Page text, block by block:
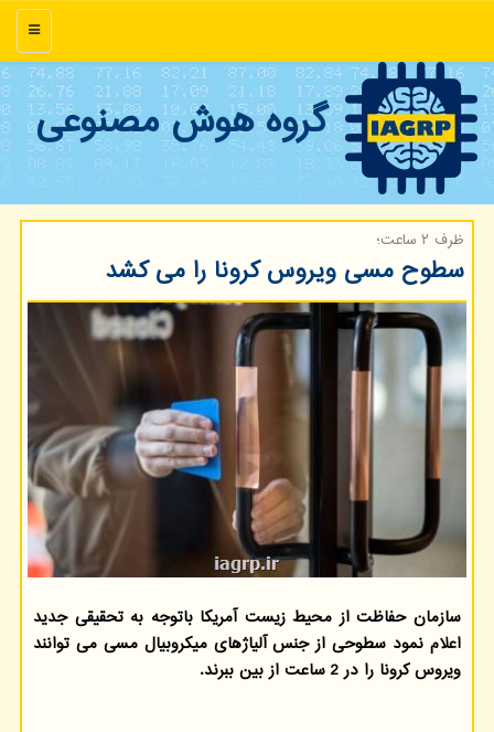
منو
گروه هوش مصنوعی
ظرف ۲ ساعت؛
سطوح مسی ویروس كرونا را می كشد
سازمان حفاظت از محیط زیست آمریکا باتوجه به تحقیقی جدید
اعلام نمود سطوحی از جنس آلیاژهای میکروبیال مسی می توانند
ویروس کرونا را در 2 ساعت از بین ببرند.